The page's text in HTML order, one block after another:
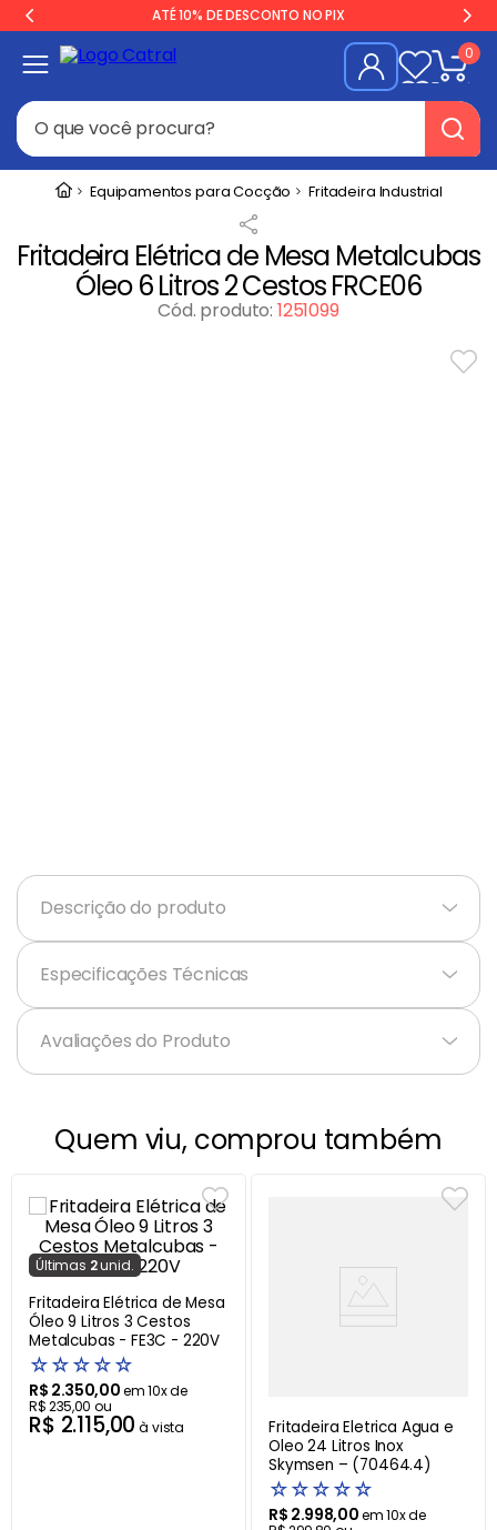
ATÉ 10% DE DESCONTO NO PIX
0
O que você procura?
Equipamentos para Cocção Fritadeira Industrial
Fritadeira Elétrica de Mesa Metalcubas
Óleo 6 Litros 2 Cestos FRCE06
Cód. produto: 1251099
Descrição do produto +
Especificações Técnicas +
Avaliações do Produto
Quem viu, comprou também
Últimas 2unid.
Fritadeira Elétrica de Mesa
Óleo 9 Litros 3 Cestos
Metalcubas - FE3C - 220V
☆☆☆☆☆
R$ 2.350,00em10x de
R$235,00 ou
R$ 2.115,00 à vista
Fritadeira Eletrica Agua e
Oleo 24 Litros Inox
Skymsen – (70464.4)
☆☆☆☆☆
R$ 2.998,00em10x de
Termos mais buscados
2º Geladeira
Balança